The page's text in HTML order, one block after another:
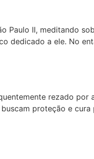
Paulo II, meditando
dedicado a ele. No
rezado
proteção e